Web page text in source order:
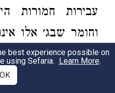
עבירות חמורות
וחומר שבג׳ אלו
עונש חילול שבת
אלא באשר
best experience possible on
using Sefaria. Learn More.
OK